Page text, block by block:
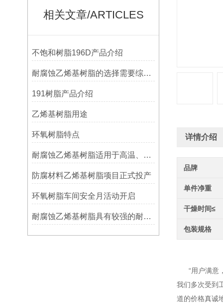
相关文章/ARTICLES
不饱和树脂196D产品介绍
耐腐蚀乙烯基树脂的选择需要综合考虑多种因素
191树脂产品介绍
乙烯基树脂用途
环氧树脂特点
耐腐蚀乙烯基树脂适用于高温、强腐蚀的环境
防腐材料乙烯基树脂项目正式投产
环氧树脂车间安全月活动开启
耐腐蚀乙烯基树脂具有较强的耐腐蚀性能
详情介绍
品牌
单件净重
干燥时间≤
包装规格
“用户满意，
我们多次受到
道的价格真诚